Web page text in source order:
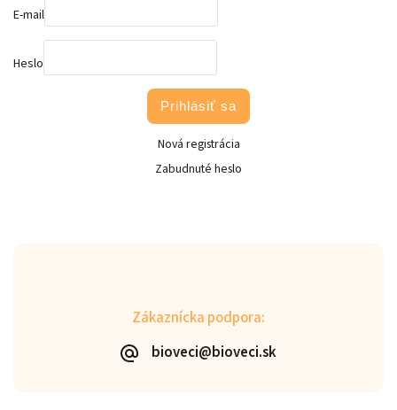
Zákaznícka podpora:
bioveci@bioveci.sk
E-mail
Heslo
Prihlásiť sa
Nová registrácia
Zabudnuté heslo